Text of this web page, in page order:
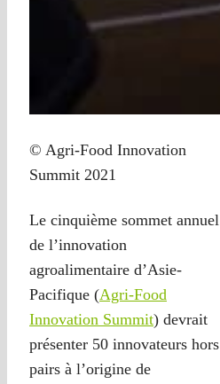
© Agri-Food Innovation
Summit 2021
Le cinquième sommet annuel
de l’innovation
agroalimentaire d’Asie-
Pacifique (Agri-Food
Innovation Summit) devrait
présenter 50 innovateurs hors
pairs à l’origine de